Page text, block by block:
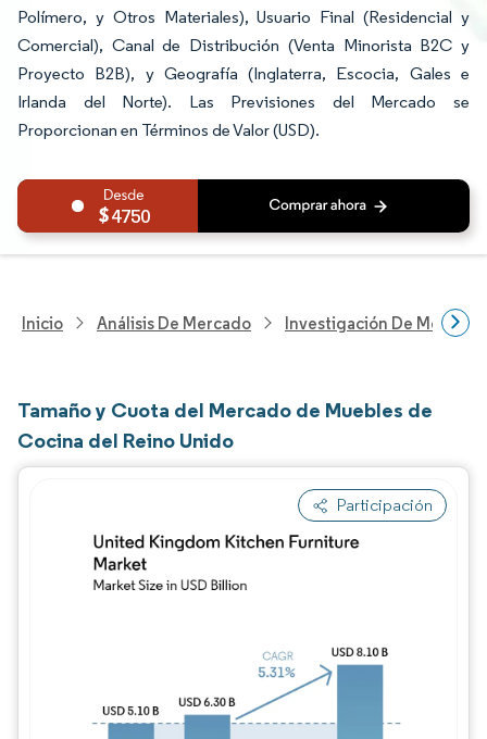
Polímero, y Otros Materiales), Usuario Final (Residencial y
Comercial), Canal de Distribución (Venta Minorista B2C y
Proyecto B2B), y Geografía (Inglaterra, Escocia, Gales e
Irlanda del Norte). Las Previsiones del Mercado se
Proporcionan en Términos de Valor (USD).
4750
Inicio Análisis De Mercado Investigación De Mejoras
Tamaño y Cuota del Mercado de Muebles de
Cocina del Reino Unido
Participación